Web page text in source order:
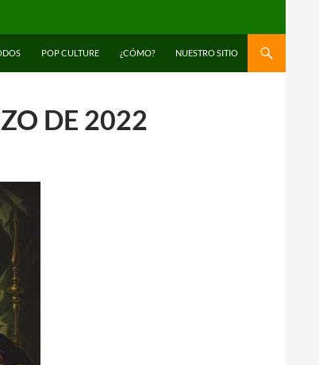
POP CULTURE ¿CÓMO? NUESTRO SITIO
DE 2022